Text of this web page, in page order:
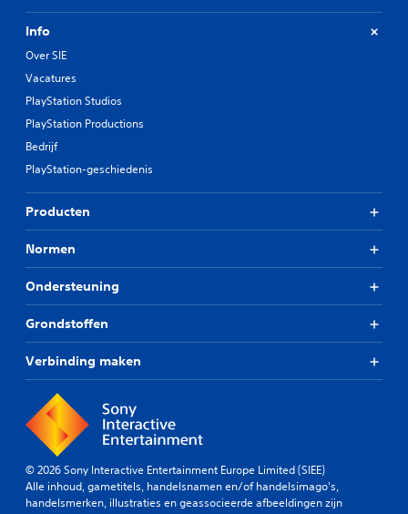
Info
Over SIE
Vacatures
PlayStation Studios
PlayStation Productions
Bedrijf
PlayStation-geschiedenis
Producten
Normen
Ondersteuning
Grondstoffen
Verbinding maken
© 2026 Sony Interactive Entertainment Europe Limited (SIEE)
Alle inhoud, gametitels, handelsnamen en/of handelsimago's,
handelsmerken, illustraties en geassocieerde afbeeldingen zijn